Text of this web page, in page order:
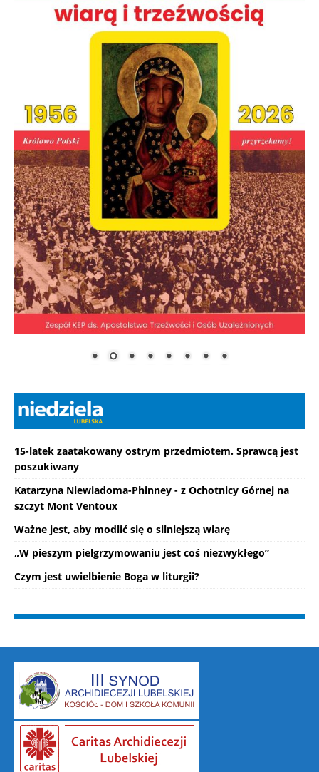
15-latek zaatakowany ostrym przedmiotem. Sprawcą jest
poszukiwany
Katarzyna Niewiadoma-Phinney - z Ochotnicy Górnej na
szczyt Mont Ventoux
Ważne jest, aby modlić się o silniejszą wiarę
„W pieszym pielgrzymowaniu jest coś niezwykłego”
Czym jest uwielbienie Boga w liturgii?